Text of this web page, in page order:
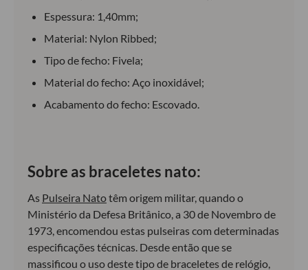
Espessura: 1,40mm;
Material: Nylon Ribbed;
Tipo de fecho: Fivela;
Material do fecho: Aço inoxidável;
Acabamento do fecho: Escovado.
Sobre as braceletes nato:
As Pulseira Natotêm origem militar, quando o
Ministério da Defesa Britânico, a 30 de Novembro de
1973, encomendou estas pulseiras com determinadas
especificações técnicas. Desde então que se
massificou o uso deste tipo de braceletes de relógio,